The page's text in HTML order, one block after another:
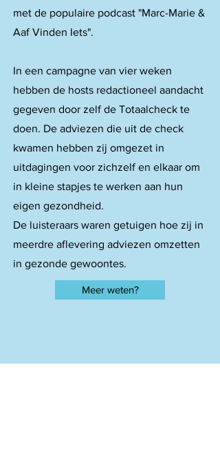
met de populaire podcast "Marc-Marie &
Aaf Vinden Iets".
In een campagne van vier weken
hebben de hosts redactioneel aandacht
gegeven door zelf de Totaalcheck te
doen. De adviezen die uit de check
kwamen hebben zij omgezet in
uitdagingen voor zichzelf en elkaar om
in kleine stapjes te werken aan hun
eigen gezondheid.
De luisteraars waren getuigen hoe zij in
meerdre aflevering adviezen omzetten
in gezonde gewoontes.
Meer weten?